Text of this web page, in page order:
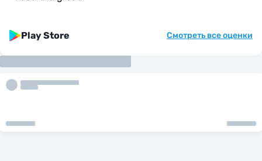
Play Store Смотреть все оценки